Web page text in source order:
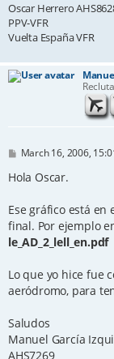
Oscar Herrero
PPV-VFR
Vuelta España VFR
Recluta
P
s
t
March 16, 2006,
Hola Oscar.
Ese gráfico está
final. Por ejemplo
le_AD_2_lell_en.pdf
Lo que yo hice fue
aeródromo, para
Saludos
Manuel García
AHS7269